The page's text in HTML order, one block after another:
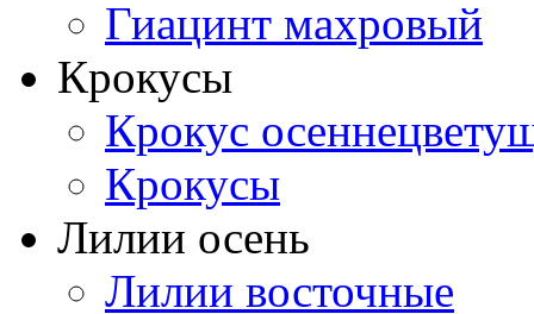
Гиацинт махровый
Крокусы
Крокус
Крокусы
Лилии осень
Лилии восточные